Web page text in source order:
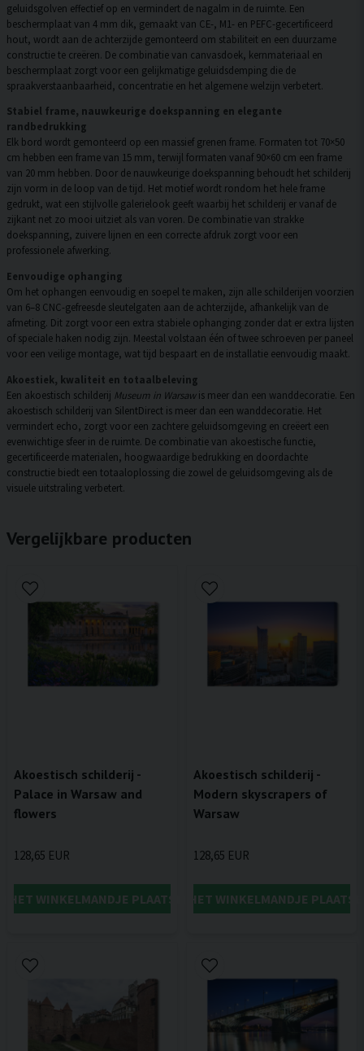
geluidsgolven effectief op en vermindert de nagalm in de ruimte. Een
beschermplaat van 4 mm dik, gemaakt van CE-, M1- en PEFC-gecertificeerd
hout, wordt aan de achterzijde gemonteerd om stabiliteit en een duurzame
constructie te creëren. De combinatie van canvasdoek, kernmateriaal en
beschermplaat zorgt voor een gelijkmatige geluidsdemping die de
spraakverstaanbaarheid, concentratie en het algemene welzijn verbetert.
Stabiel frame, nauwkeurige doekspanning en elegante
randbedrukking
Elk bord wordt gemonteerd op een massief grenen frame. Formaten tot 70×50
cm hebben een frame van 15 mm, terwijl formaten vanaf 90×60 cm een frame
van 20 mm hebben. Door de nauwkeurige doekspanning behoudt het schilderij
zijn vorm in de loop van de tijd. Het motief wordt rondom het hele frame
gedrukt, wat een stijlvolle galerielook geeft waarbij het schilderij er vanaf de
zijkant net zo mooi uitziet als van voren. De combinatie van strakke
doekspanning, zuivere lijnen en een correcte afdruk zorgt voor een
professionele afwerking.
Eenvoudige ophanging
Om het ophangen eenvoudig en soepel te maken, zijn alle schilderijen voorzien
van 6–8 CNC-gefreesde sleutelgaten aan de achterzijde, afhankelijk van de
afmeting. Dit zorgt voor een extra stabiele ophanging zonder dat er extra lijsten
of speciale haken nodig zijn. Meestal volstaan één of twee schroeven per paneel
voor een veilige montage, wat tijd bespaart en de installatie eenvoudig maakt.
Akoestiek, kwaliteit en totaalbeleving
Een akoestisch schilderij Museum in Warsawis meer dan een wanddecoratie. Een
akoestisch schilderij van SilentDirect is meer dan een wanddecoratie. Het
vermindert echo, zorgt voor een zachtere geluidsomgeving en creëert een
evenwichtige sfeer in de ruimte. De combinatie van akoestische functie,
gecertificeerde materialen, hoogwaardige bedrukking en doordachte
constructie biedt een totaaloplossing die zowel de geluidsomgeving als de
visuele uitstraling verbetert.
Vergelijkbare producten
Akoestisch schilderij -
Palace in Warsaw and
flowers
128,65 EUR
HET WINKELMANDJE PLAATSEN
Akoestisch schilderij -
Modern skyscrapers of
Warsaw
128,65 EUR
IN HET WINKELMANDJE